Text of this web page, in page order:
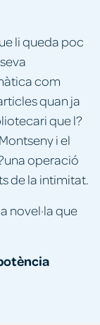
li queda poc
com
quan ja
que l?
i el
operació
de la intimitat.
novel·la que